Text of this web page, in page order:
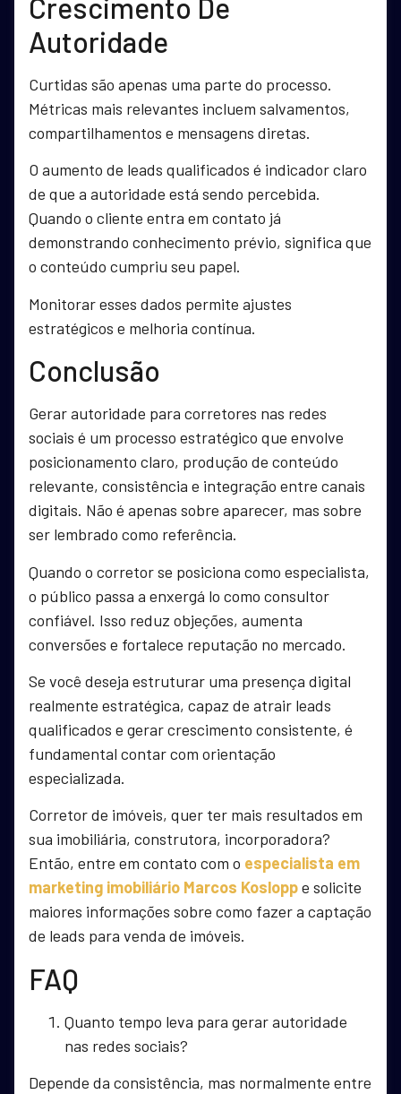
Crescimento De
Autoridade
Curtidas são apenas uma parte do processo.
Métricas mais relevantes incluem salvamentos,
compartilhamentos e mensagens diretas.
O aumento de leads qualificados é indicador claro
de que a autoridade está sendo percebida.
Quando o cliente entra em contato já
demonstrando conhecimento prévio, significa que
o conteúdo cumpriu seu papel.
Monitorar esses dados permite ajustes
estratégicos e melhoria contínua.
Conclusão
Gerar autoridade para corretores nas redes
sociais é um processo estratégico que envolve
posicionamento claro, produção de conteúdo
relevante, consistência e integração entre canais
digitais. Não é apenas sobre aparecer, mas sobre
ser lembrado como referência.
Quando o corretor se posiciona como especialista,
o público passa a enxergá lo como consultor
confiável. Isso reduz objeções, aumenta
conversões e fortalece reputação no mercado.
Se você deseja estruturar uma presença digital
realmente estratégica, capaz de atrair leads
qualificados e gerar crescimento consistente, é
fundamental contar com orientação
especializada.
Corretor de imóveis, quer ter mais resultados em
sua imobiliária, construtora, incorporadora?
Então, entre em contato com o especialista em
marketing imobiliário Marcos Kosloppe solicite
maiores informações sobre como fazer a captação
de leads para venda de imóveis.
FAQ
Quanto tempo leva para gerar autoridade
nas redes sociais?
Depende da consistência, mas normalmente entre